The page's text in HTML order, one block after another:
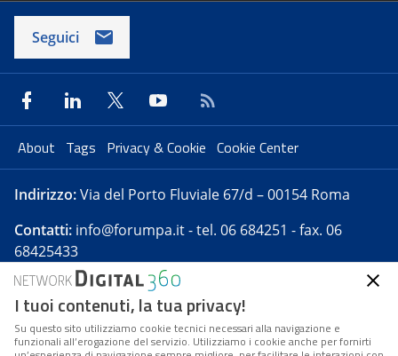
Seguici
About Tags Privacy & Cookie Cookie Center
Indirizzo:Via del Porto Fluviale 67/d – 00154 Roma
Contatti: info@forumpa.it- tel. 06 684251 - fax. 06
68425433
Forumpa.itè una pubblicazione telematica iscritta
presso Registro della stampa del Tribunale di Roma -
Reg. n. 182 del 2 maggio 2008 - Direttore resp. Michela
I tuoi contenuti, la tua privacy!
Su questo sito utilizziamo cookie tecnici necessari alla navigazione e
funzionali all’erogazione del servizio. Utilizziamo i cookie anche per fornirti